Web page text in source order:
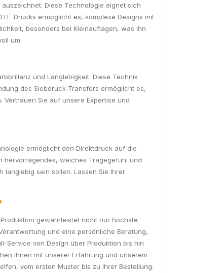
Diese Technologie eignet sich
Drucks ermöglicht es, komplexe Designs mit
besonders bei Kleinauflagen, was ihn
um.
und Langlebigkeit. Diese Technik
des Siebdruck-Transfers ermöglicht es,
Sie auf unsere Expertise und
ermöglicht den Direktdruck auf die
hervorragendes, weiches Tragegefühl und
sein sollen. Lassen Sie Ihrer
gewährleistet nicht nur höchste
und eine persönliche Beratung,
Service von Design über Produktion bis hin
Ihnen mit unserer Erfahrung und unserem
vom ersten Muster bis zu Ihrer Bestellung.